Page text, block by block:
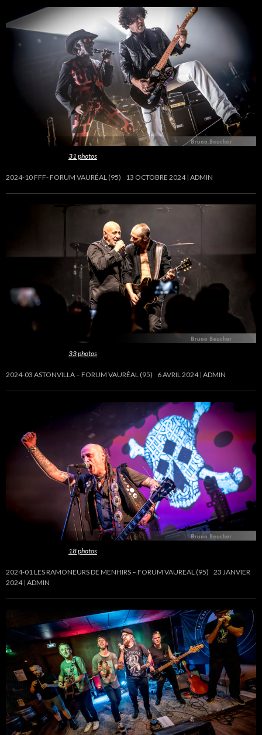
31 photos
2024-10 FFF- FORUM VAURÉAL (95) 13 OCTOBRE 2024 ADMIN
33 photos
2024-03 ASTONVILLA – FORUM VAURÉAL (95) 6 AVRIL 2024 ADMIN
18 photos
2024-01 LES RAMONEURS DE MENHIRS – FORUM VAUREAL (95) 23 JANVIER
2024 ADMIN